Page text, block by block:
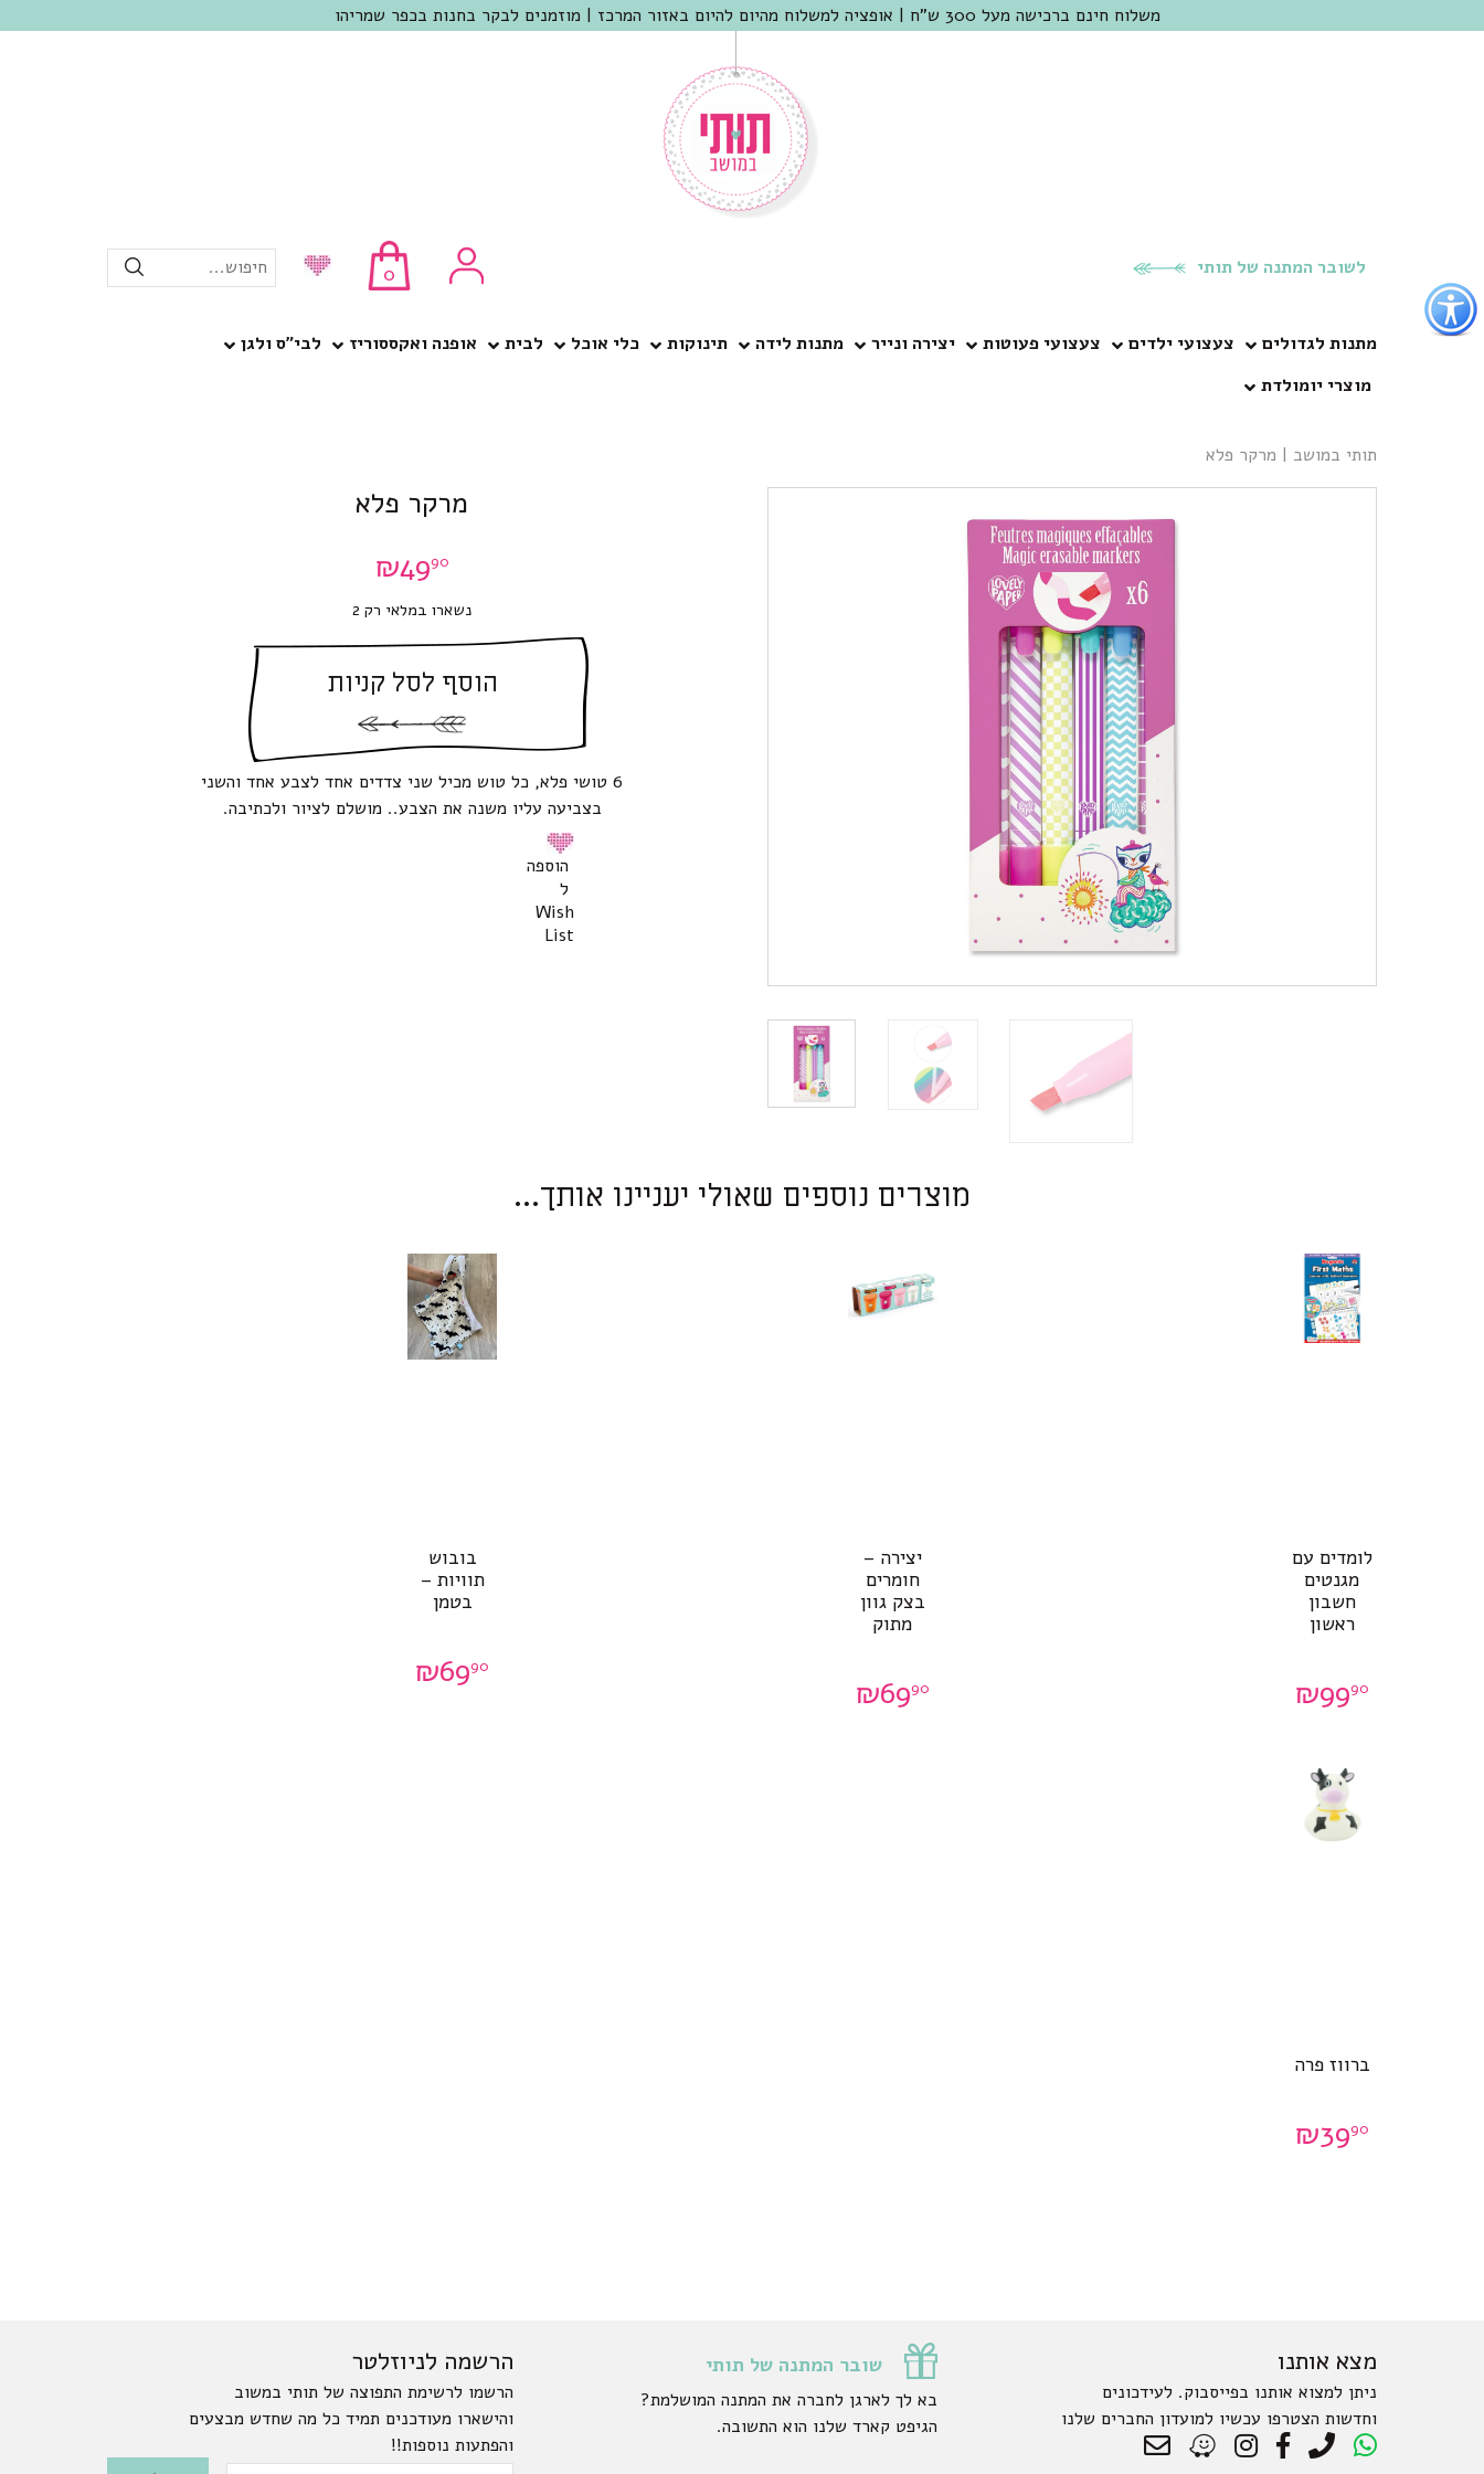
כפתור
לפתיחת
תפריט
נגישות
משלוח חינם ברכישה מעל 300 ש"ח | אופציה למשלוח מהיום להיום באזור המרכז | מוזמנים לבקר בחנות בכפר שמריהו
לשובר המתנה של תותי 0 חיפוש...
מתנות לגדולים צעצועי ילדים צעצועי פעוטות יצירה ונייר מתנות לידה תינוקות כלי אוכל לבית אופנה ואקססוריז
לבי”ס ולגן
מוצרי יומולדת
תותי במושב | מרקר פלא
מרקר פלא
₪4990
נשארו במלאי רק 2
הוסף לסל קניות
6 טושי פלא, כל טוש מכיל שני צדדים אחד לצבע אחד והשני
בצביעה עליו משנה את הצבע.. מושלם לציור ולכתיבה.
הוספה
ל
Wish
List
מוצרים נוספים שאולי יעניינו אותך...
לומדים עם
מגנטים
חשבון
ראשון
₪9990
יצירה –
חומרים
בצק גוון
מתוק
₪6990
בובוש
תוויות –
בטמן
₪6990
ברווז פרה
₪3990
מצא אותנו
ניתן למצוא אותנו בפייסבוק. לעידכונים
וחדשות הצטרפו עכשיו למועדון החברים שלנו
שובר המתנה של תותי
בא לך לארגן לחברה את המתנה המושלמת?
הגיפט קארד שלנו הוא התשובה.
הרשמה לניוזלטר
הרשמו לרשימת התפוצה של תותי במשוב
והישארו מעודכנים תמיד כל מה שחדש מבצעים
והפתעות נוספות!!